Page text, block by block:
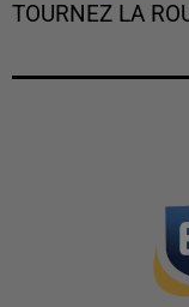
TOURNEZ LA